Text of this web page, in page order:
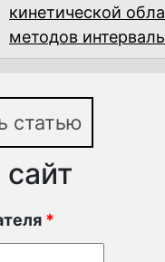
кинетической
методов
статью
*